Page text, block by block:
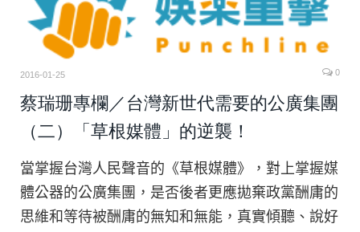
2016-01-25 0
蔡瑞珊專欄／台灣新世代需要的公廣集團
（二）「草根媒體」的逆襲！
當掌握台灣人民聲音的《草根媒體》，對上掌握媒
體公器的公廣集團，是否後者更應拋棄政黨酬庸的
思維和等待被酬庸的無知和無能，真實傾聽、說好